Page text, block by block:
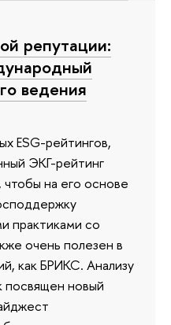
репутации:
ведения
ESG-рейтингов,
ЭКГ-рейтинг
чтобы на его основе
практиками со
очень полезен в
как БРИКС. Анализу
посвящен новый